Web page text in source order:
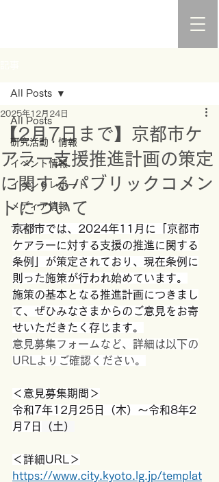
All Posts
研究活動・情報
イベント情報
イベントレポート
メディア情報
テスト
All Posts
【2月7日まで】京都市ケ
アラー支援推進計画の策定
に関するパブリックコメン
トについて
2025年12月24日
京都市では、2024年11月に「京都市
ケアラーに対する支援の推進に関する
条例」が策定されており、現在条例に
則った施策が行われ始めています。
施策の基本となる推進計画につきまし
て、ぜひみなさまからのご意見をお寄
せいただきたく存じます。
意見募集フォームなど、詳細は以下の
URLよりご確認ください。
＜意見募集期間＞
令和7年12月25日（木）～令和8年2
月7日
（土）
＜詳細URL＞
https://www.city.kyoto.lg.jp/templat